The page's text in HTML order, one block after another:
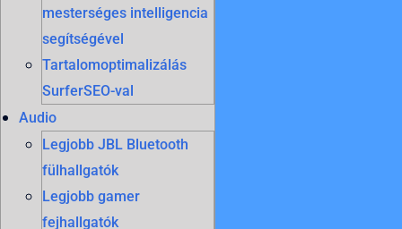
mesterséges intelligencia
segítségével
Tartalomoptimalizálás
SurferSEO-val
Audio
Legjobb JBL Bluetooth
fülhallgatók
Legjobb gamer
fejhallgatók